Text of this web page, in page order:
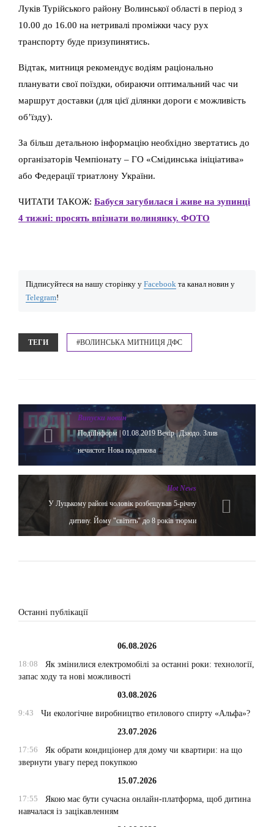
Луків Турійського району Волинської області в період з
10.00 до 16.00 на нетривалі проміжки часу рух
транспорту буде призупинятись.
Відтак, митниця рекомендує водіям раціонально
планувати свої поїздки, обираючи оптимальний час чи
маршрут доставки (для цієї ділянки дороги є можливість
об’їзду).
За більш детальною інформацію необхідно звертатись до
організаторів Чемпіонату – ГО «Смідинська ініціатива»
або Федерації триатлону України.
ЧИТАТИ ТАКОЖ: Бабуся загубилася і живе на зупинці
4 тижні: просять впізнати волинянку. ФОТО
Підписуйтеся на нашу сторінку у Facebook та канал новин у
Telegram!
ТЕГИ #ВОЛИНСЬКА МИТНИЦЯ ДФС
Випуски новин
ПодіїІнформ | 01.08.2019 Вечір | Дзюдо. Злив
нечистот. Нова податкова
Hot News
У Луцькому районі чоловік розбещував 5-річну
дитину. Йому "світить" до 8 років тюрми
Останні публікації
06.08.2026
18:08
Як змінилися електромобілі за останні роки: технології,
запас ходу та нові можливості
03.08.2026
9:43
Чи екологічне виробництво етилового спирту «Альфа»?
23.07.2026
17:56
Як обрати кондиціонер для дому чи квартири: на що
звернути увагу перед покупкою
15.07.2026
17:55
Якою має бути сучасна онлайн-платформа, щоб дитина
навчалася із зацікавленням